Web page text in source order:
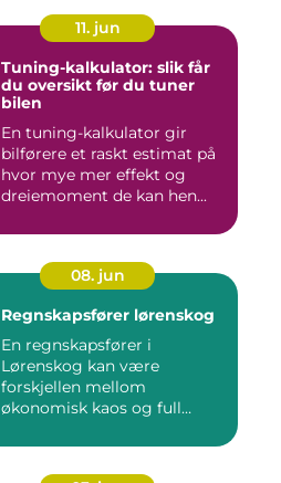
11. jun
Tuning-kalkulator: slik får
du oversikt før du tuner
bilen
En tuning-kalkulator gir
bilførere et raskt estimat på
hvor mye mer effekt og
dreiemoment de kan hen...
08. jun
Regnskapsfører lørenskog
En regnskapsfører i
Lørenskog kan være
forskjellen mellom
økonomisk kaos og full